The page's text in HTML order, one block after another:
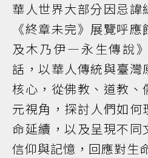
華人世界大部分因忌諱
《終章未完》展覽呼
及木乃伊—永生傳說
話，以華人傳統與臺灣
核心，從佛教、道教、
元視角，探討人們如何
命延續，以及呈現不同
信仰與記憶，回應對生